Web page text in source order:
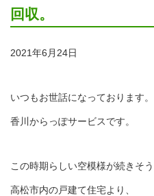
回収。
2021年6月24日
いつもお世話になっております。
香川からっぽサービスです。
この時期らしい空模様が続きそう
高松市内の戸建て住宅より、